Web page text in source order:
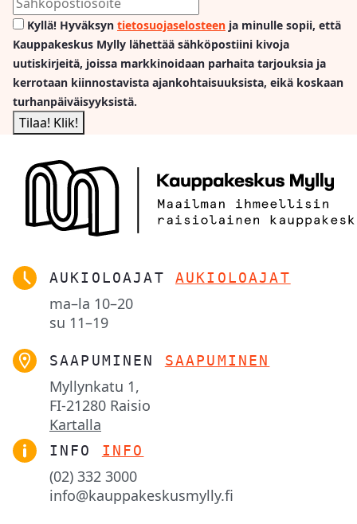
Kyllä! Hyväksyn tietosuojaselosteen ja minulle sopii, että
Kauppakeskus Mylly lähettää sähköpostiini kivoja
uutiskirjeitä, joissa markkinoidaan parhaita tarjouksia ja
kerrotaan kiinnostavista ajankohtaisuuksista, eikä koskaan
turhanpäiväisyyksistä.
AUKIOLOAJAT AUKIOLOAJAT
ma–la 10–20
su 11–19
SAAPUMINEN SAAPUMINEN
Myllynkatu 1,
FI-21280 Raisio
Kartalla
INFO INFO
(02) 332 3000
info@kauppakeskusmylly.fi